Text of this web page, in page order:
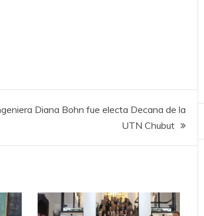
Diana Bohn fue electa Decana de la
UTN Chubut